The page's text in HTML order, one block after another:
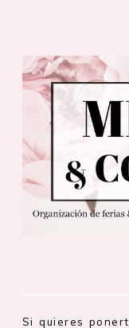
Si quieres